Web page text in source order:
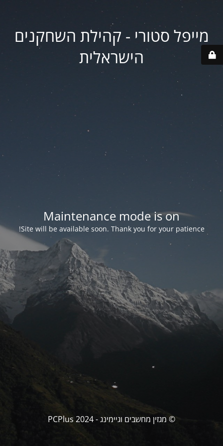
מייפל סטורי - קהילת השחקנים
הישראלית
Maintenance mode is on
Site will be available soon. Thank you for your patience!
© מגזין מחשבים וגיימינג - PCPlus 2024